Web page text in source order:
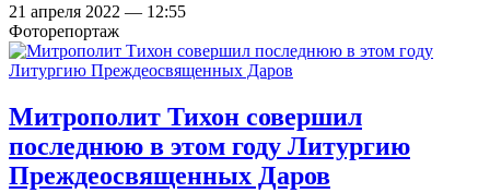
21 апреля 2022 — 12:55
Фоторепортаж
Митрополит Тихон совершил
последнюю в этом году Литургию
Преждеосвященных Даров